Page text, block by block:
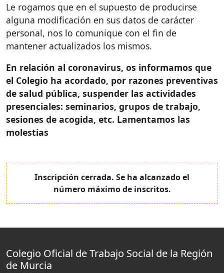
Le rogamos que en el supuesto de producirse
alguna modificación en sus datos de carácter
personal, nos lo comunique con el fin de
mantener actualizados los mismos.
En relación al coronavirus, os informamos que
el Colegio ha acordado, por razones preventivas
de salud pública, suspender las actividades
presenciales: seminarios, grupos de trabajo,
sesiones de acogida, etc. Lamentamos las
molestias
Inscripción cerrada. Se ha alcanzado el
número máximo de inscritos.
Colegio Oficial de Trabajo Social de la Región
de Murcia